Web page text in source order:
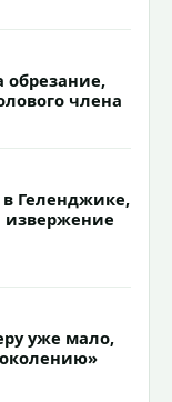
обрезание,
члена
Геленджике,
извержение
уже мало,